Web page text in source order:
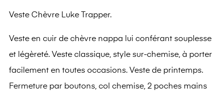
Veste Chèvre Luke Trapper.
Veste en cuir de chèvre nappa lui conférant souplesse
et légèreté. Veste classique, style sur-chemise, à porter
facilement en toutes occasions. Veste de printemps.
Fermeture par boutons, col chemise, 2 poches mains